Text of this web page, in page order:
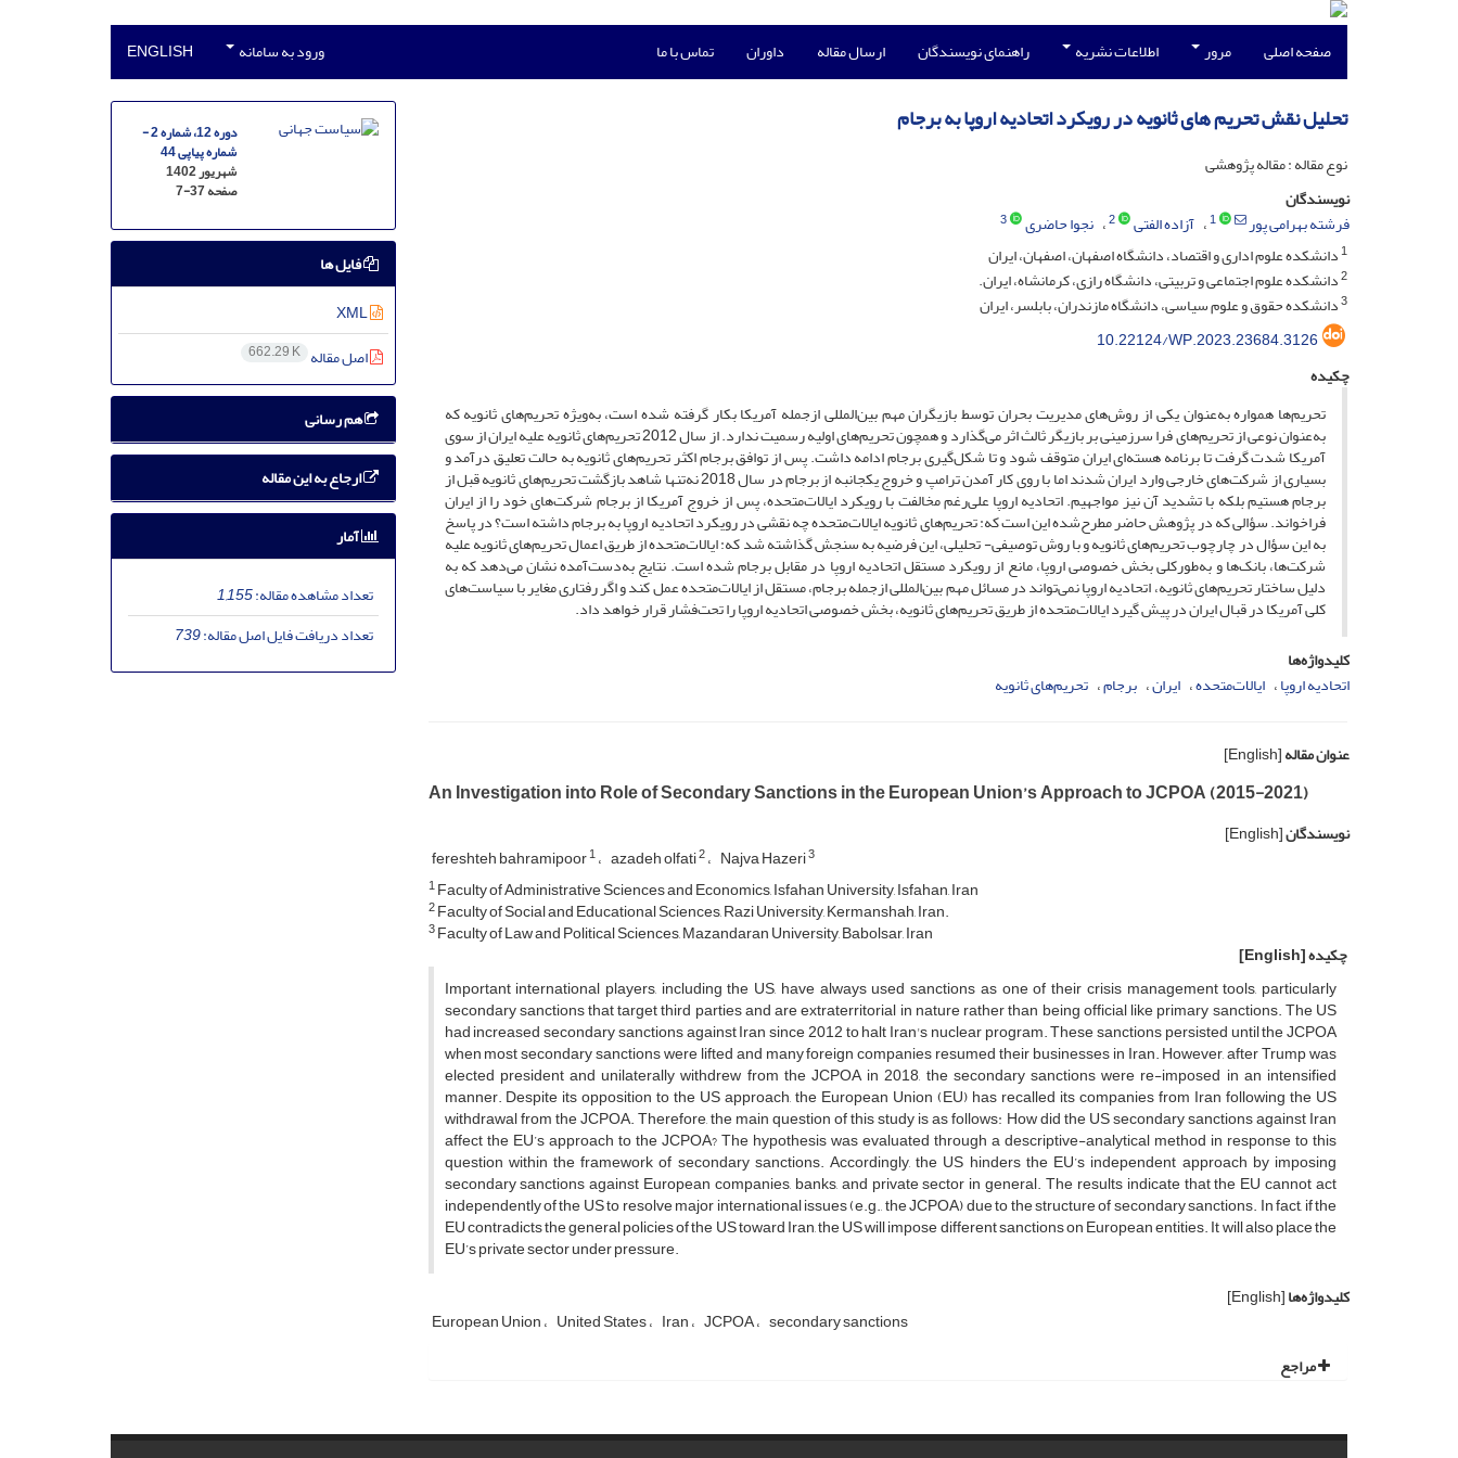
صفحه اصلی مرور اطلاعات نشریه راهنمای نویسندگان ارسال مقاله داوران تماس با ما ورود به سامانه ENGLISH
تحلیل نقش تحریم های ثانویه در رویکرد اتحادیه اروپا به برجام
نوع مقاله : مقاله پژوهشی
نویسندگان
فرشته بهرامی پور
1 آزاده الفتی 2 نجوا حاضری
3
1دانشکده علوم اداری و اقتصاد، دانشگاه اصفهان، اصفهان، ایران
2دانشکده علوم اجتماعی و تربیتی، دانشگاه رازی، کرمانشاه، ایران.
3دانشکده حقوق و علوم سیاسی، دانشگاه مازندران، بابلسر، ایران
10.22124/WP.2023.23684.3126
چکیده
تحریم‌ها همواره به‌عنوان یکی از روش‌های مدیریت بحران توسط بازیگران مهم بین‌المللی ازجمله آمریکا بکار گرفته شده است، به‌ویژه تحریم‌های ثانویه که
به‌عنوان نوعی از تحریم‌های فرا سرزمینی بر بازیگر ثالث اثر می‌گذارد و همچون تحریم‌های اولیه رسمیت ندارد. از سال 2012 تحریم‌های ثانویه علیه ایران از سوی
آمریکا شدت گرفت تا برنامه هسته‌ای ایران متوقف شود و تا شکل‌گیری برجام ادامه داشت. پس از توافق برجام اکثر تحریم‌های ثانویه به حالت تعلیق درآمد و
بسیاری از شرکت‌های خارجی وارد ایران شدند اما با روی کار آمدن ترامپ و خروج یکجانبه از برجام در سال 2018 نه‌تنها شاهد بازگشت تحریم‌های ثانویه قبل از
برجام هستیم بلکه با تشدید آن نیز مواجهیم. اتحادیه اروپا علی‌رغم مخالفت با رویکرد ایالات‌متحده، پس از خروج آمریکا از برجام شرکت‌های خود را از ایران
فراخواند. سؤالی که در پژوهش حاضر مطرح‌شده این است که: تحریم‌های ثانویه ایالات‌متحده چه نقشی در رویکرد اتحادیه اروپا به برجام داشته است؟ در پاسخ
به این سؤال در چارچوب تحریم‌های ثانویه و با روش توصیفی- تحلیلی، این فرضیه به سنجش گذاشته شد که: ایالات‌متحده از طریق اعمال تحریم‌های ثانویه علیه
شرکت‌ها، بانک‌ها و به‌طورکلی بخش خصوصی اروپا، مانع از رویکرد مستقل اتحادیه اروپا در مقابل برجام شده است. نتایج به‌دست‌آمده نشان می‌دهد که به
دلیل ساختار تحریم‌های ثانویه، اتحادیه اروپا نمی‌تواند در مسائل مهم بین‌المللی ازجمله برجام، مستقل از ایالات‌متحده عمل کند و اگر رفتاری مغایر با سیاست‌های
کلی آمریکا در قبال ایران در پیش گیرد ایالات‌متحده از طریق تحریم‌های ثانویه، بخش خصوصی اتحادیه اروپا را تحت‌فشار قرار خواهد داد.
کلیدواژه‌ها
اتحادیه اروپا ایالات‌متحده ایران برجام تحریم‌های ثانویه
عنوان مقاله[English]
An Investigation into Role of Secondary Sanctions in the European Union’s Approach to JCPOA (2015-2021)
نویسندگان[English]
fereshteh bahramipoor1 azadeh olfati2 Najva Hazeri3
1Faculty of Administrative Sciences and Economics, Isfahan University, Isfahan, Iran
2Faculty of Social and Educational Sciences, Razi University, Kermanshah, Iran.
3Faculty of Law and Political Sciences, Mazandaran University, Babolsar, Iran
چکیده[English]
Important international players, including the US, have always used sanctions as one of their crisis management tools, particularly
secondary sanctions that target third parties and are extraterritorial in nature rather than being official like primary sanctions. The US
had increased secondary sanctions against Iran since 2012 to halt Iran's nuclear program. These sanctions persisted until the JCPOA
when most secondary sanctions were lifted and many foreign companies resumed their businesses in Iran. However, after Trump was
elected president and unilaterally withdrew from the JCPOA in 2018, the secondary sanctions were re-imposed in an intensified
manner. Despite its opposition to the US approach, the European Union (EU) has recalled its companies from Iran following the US
withdrawal from the JCPOA. Therefore, the main question of this study is as follows: How did the US secondary sanctions against Iran
affect the EU’s approach to the JCPOA? The hypothesis was evaluated through a descriptive-analytical method in response to this
question within the framework of secondary sanctions. Accordingly, the US hinders the EU’s independent approach by imposing
secondary sanctions against European companies, banks, and private sector in general. The results indicate that the EU cannot act
independently of the US to resolve major international issues (e.g., the JCPOA) due to the structure of secondary sanctions. In fact, if the
EU contradicts the general policies of the US toward Iran, the US will impose different sanctions on European entities. It will also place the
EU’s private sector under pressure.
کلیدواژه‌ها[English]
European Union United States Iran JCPOA secondary sanctions
مراجع
دوره 12، شماره 2 -
شماره پیاپی 44
شهریور 1402
صفحه7-37
فایل ها
XML
اصل مقاله 662.29 K
هم رسانی
ارجاع به این مقاله
آمار
تعداد مشاهده مقاله:1,155
تعداد دریافت فایل اصل مقاله:739